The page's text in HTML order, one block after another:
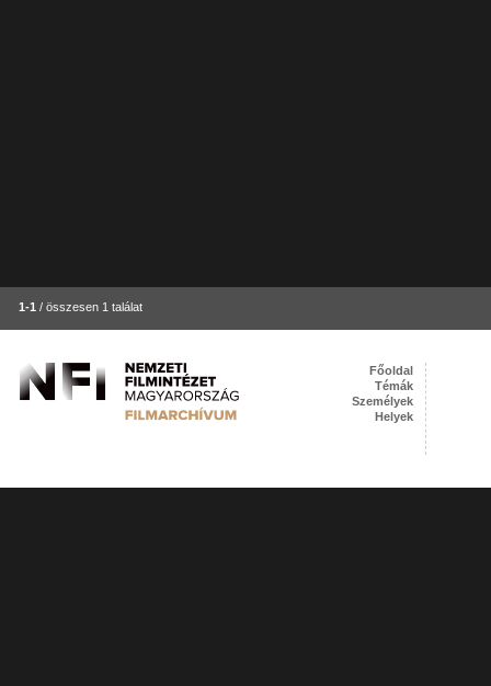
1-1 / összesen 1 találat
Főoldal
Témák
Személyek
Helyek